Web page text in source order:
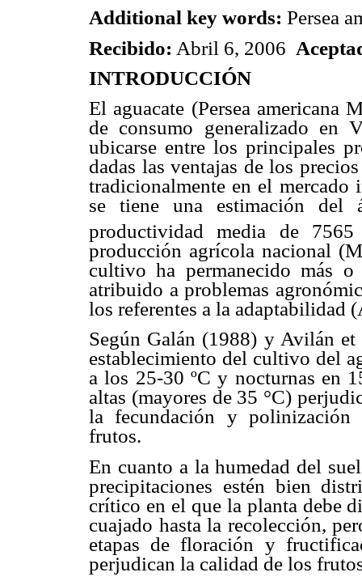
Additional key words: Persea
Recibido: Abril 6, 2006
INTRODUCCIÓN
El aguacate (Persea americana
de consumo generalizado en
ubicarse entre los principales
dadas las ventajas de los
tradicionalmente en el mercado
se tiene una estimación del
productividad media de 7565
producción agrícola nacional
cultivo ha permanecido más
atribuido a problemas
los referentes a la adaptabilidad
Según Galán (1988) y Avilán
establecimiento del cultivo del
a los 25-30 ºC y nocturnas en
altas (mayores de 35 °C)
la fecundación y polinización
frutos.
En cuanto a la humedad del
precipitaciones estén bien
crítico en el que la planta debe
cuajado hasta la recolección,
etapas de floración y
perjudican la calidad de los